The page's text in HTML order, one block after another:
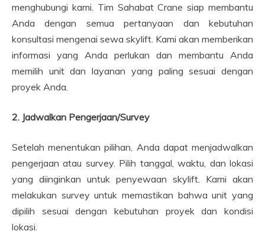
menghubungi kami. Tim Sahabat Crane siap membantu
Anda dengan semua pertanyaan dan kebutuhan
konsultasi mengenai sewa skylift. Kami akan memberikan
informasi yang Anda perlukan dan membantu Anda
memilih unit dan layanan yang paling sesuai dengan
proyek Anda.
2. Jadwalkan Pengerjaan/Survey
Setelah menentukan pilihan, Anda dapat menjadwalkan
pengerjaan atau survey. Pilih tanggal, waktu, dan lokasi
yang diinginkan untuk penyewaan skylift. Kami akan
melakukan survey untuk memastikan bahwa unit yang
dipilih sesuai dengan kebutuhan proyek dan kondisi
lokasi.